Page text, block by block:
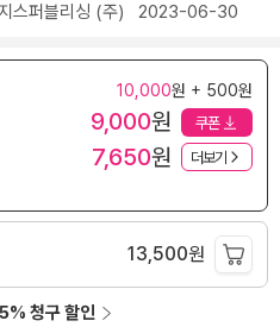
스퍼블리싱 (주) 2023-06-30
10,000원 + 500원
9,000원 쿠폰
7,650원 더보기
13,500원
청구 할인